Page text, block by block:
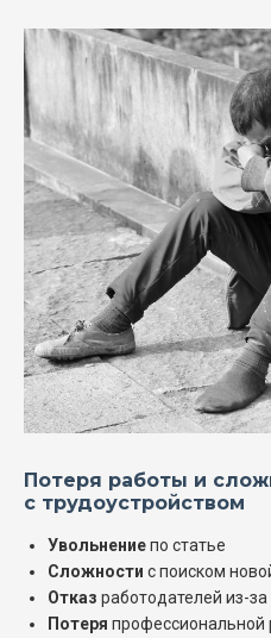
Потеря работы и
с трудоустройством
Увольнениепо статье
Сложности с поиском
Отказ работодателей из-
Потеря профессиональной